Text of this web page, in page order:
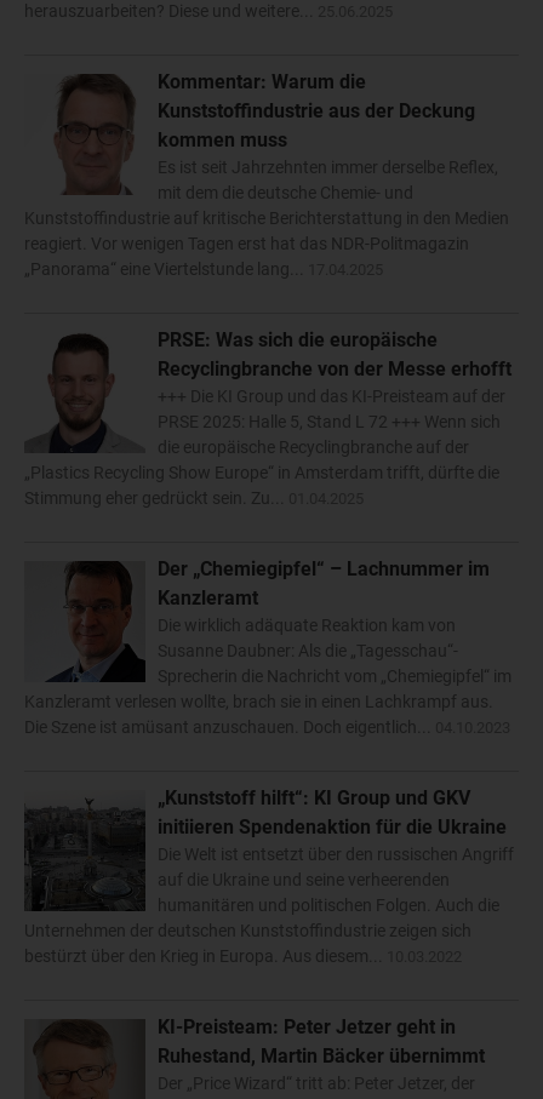
herauszuarbeiten? Diese und weitere...
Kommentar: Warum die
Kunststoffindustrie aus der Deckung
kommen muss
Es ist seit Jahrzehnten immer derselbe Reflex,
mit dem die deutsche Chemie- und
Kunststoffindustrie auf kritische Berichterstattung in den Medien
reagiert. Vor wenigen Tagen erst hat das NDR-Politmagazin
„Panorama“ eine Viertelstunde lang...
PRSE: Was sich die europäische
Recyclingbranche von der Messe erhofft
+++ Die KI Group und das KI-Preisteam auf der
PRSE 2025: Halle 5, Stand L 72 +++ Wenn sich
die europäische Recyclingbranche auf der
„Plastics Recycling Show Europe“ in Amsterdam trifft, dürfte die
Stimmung eher gedrückt sein. Zu...
Der „Chemiegipfel“ – Lachnummer im
Kanzleramt
Die wirklich adäquate Reaktion kam von
Susanne Daubner: Als die „Tagesschau“-
Sprecherin die Nachricht vom „Chemiegipfel“ im
Kanzleramt verlesen wollte, brach sie in einen Lachkrampf aus.
Die Szene ist amüsant anzuschauen. Doch eigentlich...
„Kunststoff hilft“: KI Group und GKV
initiieren Spendenaktion für die Ukraine
Die Welt ist entsetzt über den russischen Angriff
auf die Ukraine und seine verheerenden
humanitären und politischen Folgen. Auch die
Unternehmen der deutschen Kunststoffindustrie zeigen sich
bestürzt über den Krieg in Europa. Aus diesem...
KI-Preisteam: Peter Jetzer geht in
Ruhestand, Martin Bäcker übernimmt
Der „Price Wizard“ tritt ab: Peter Jetzer, der